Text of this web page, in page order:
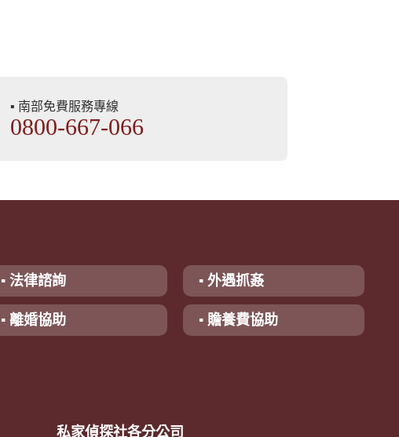
▪ 南部免費服務專線
0800-667-066
▪ 法律諮詢 ▪ 外遇抓姦
▪ 離婚協助 ▪ 贍養費協助
私家偵探社各分公司